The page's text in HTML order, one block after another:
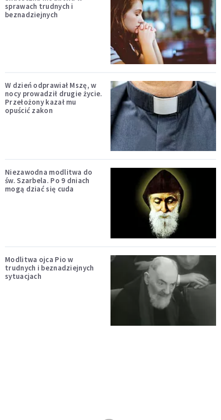
sprawach trudnych i
beznadziejnych
W dzień odprawiał Mszę, w
nocy prowadził drugie życie.
Przełożony kazał mu
opuścić zakon
Niezawodna modlitwa do
św. Szarbela. Po 9 dniach
mogą dziać się cuda
Modlitwa ojca Pio w
trudnych i beznadziejnych
sytuacjach